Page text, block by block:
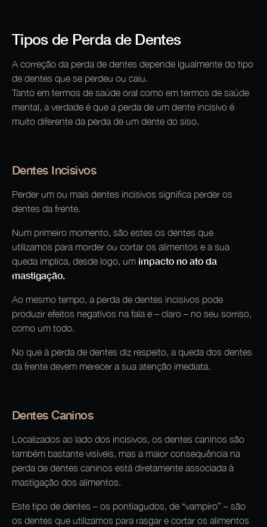
Tipos de Perda de Dentes
A correção da perda de dentes depende igualmente do tipo
de dentes que se perdeu ou caiu.
Tanto em termos de saúde oral como em termos de saúde
mental, a verdade é que a perda de um dente incisivo é
muito diferente da perda de um dente do siso.
Dentes Incisivos
Perder um ou mais dentes incisivos significa perder os
dentes da frente.
Num primeiro momento, são estes os dentes que
utilizamos para morder ou cortar os alimentos e a sua
queda implica, desde logo, um impacto no ato da
mastigação.
Ao mesmo tempo, a perda de dentes incisivos pode
produzir efeitos negativos na fala e – claro – no seu sorriso,
como um todo.
No que à perda de dentes diz respeito, a queda dos dentes
da frente devem merecer a sua atenção imediata.
Dentes Caninos
Localizados ao lado dos incisivos, os dentes caninos são
também bastante visíveis, mas a maior consequência na
perda de dentes caninos está diretamente associada à
mastigação dos alimentos.
Este tipo de dentes – os pontiagudos, de “vampiro” – são
os dentes que utilizamos para rasgar e cortar os alimentos